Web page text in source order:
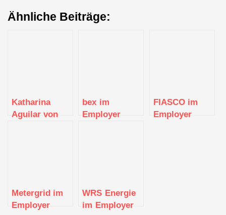
Ähnliche Beiträge:
Katharina
Aguilar von
bex im
Employer
FIASCO im
Employer
Metergrid im
Employer
WRS Energie
im Employer